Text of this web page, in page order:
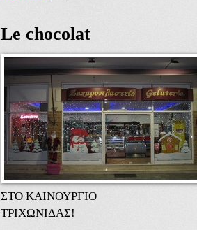
Le chocolat
ΣΤΟ ΚΑΙΝΟΥΡΓΙΟ
ΤΡΙΧΩΝΙΔΑΣ!